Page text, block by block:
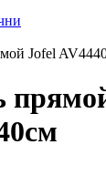
Jofel